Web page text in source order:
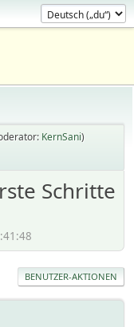
KernSani)
Schritte
BENUTZER-AKTIONEN